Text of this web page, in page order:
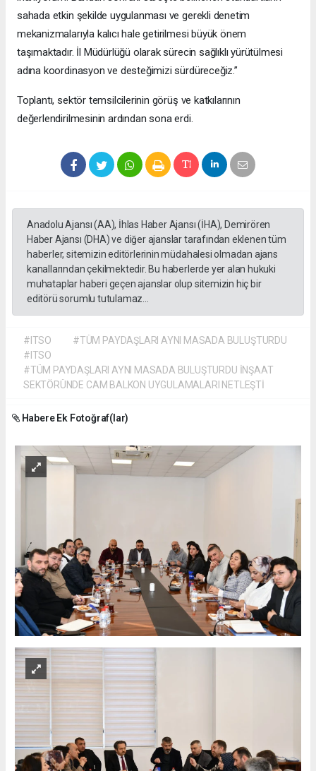
sahada etkin şekilde uygulanması ve gerekli denetim
mekanizmalarıyla kalıcı hale getirilmesi büyük önem
taşımaktadır. İl Müdürlüğü olarak sürecin sağlıklı yürütülmesi
adına koordinasyon ve desteğimizi sürdüreceğiz.”
Toplantı, sektör temsilcilerinin görüş ve katkılarının
değerlendirilmesinin ardından sona erdi.
Anadolu Ajansı (AA), İhlas Haber Ajansı (İHA), Demirören
Haber Ajansı (DHA) ve diğer ajanslar tarafından eklenen tüm
haberler, sitemizin editörlerinin müdahalesi olmadan ajans
kanallarından çekilmektedir. Bu haberlerde yer alan hukuki
muhataplar haberi geçen ajanslar olup sitemizin hiç bir
editörü sorumlu tutulamaz...
#ITSO
#TÜM PAYDAŞLARI AYNI MASADA BULUŞTURDU
#ITSO
#TÜM PAYDAŞLARI AYNI MASADA BULUŞTURDU İNŞAAT
SEKTÖRÜNDE CAM BALKON UYGULAMALARI NETLEŞTİ
Habere Ek Fotoğraf(lar)